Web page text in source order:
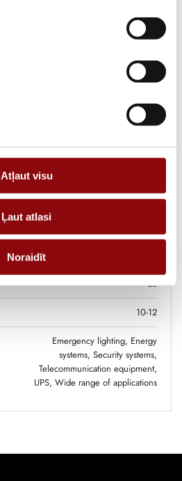
Atļaut visu
Ļaut atlasi
Noraidīt
YUASA
38
10-12
Emergency lighting, Energy
systems, Security systems,
Telecommunication equipment,
UPS, Wide range of applications